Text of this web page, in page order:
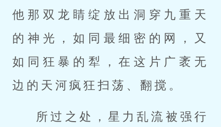
他那双龙睛绽放出洞穿九重天
的神光，如同最细密的网，又
如同狂暴的犁，在这片广袤无
边的天河疯狂扫荡、翻搅。
所过之处，星力乱流被强行